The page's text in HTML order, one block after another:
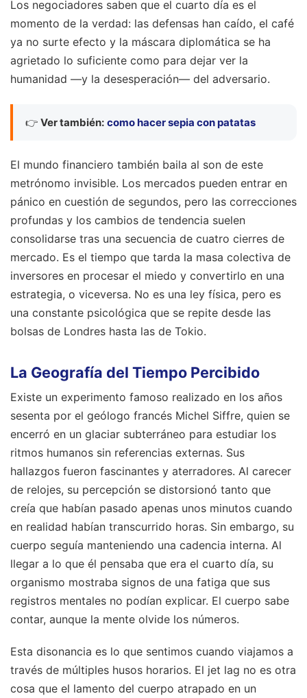
Los negociadores saben que el cuarto día es el
momento de la verdad: las defensas han caído, el café
ya no surte efecto y la máscara diplomática se ha
agrietado lo suficiente como para dejar ver la
humanidad —y la desesperación— del adversario.
👉 Ver también: como hacer sepia con patatas
El mundo financiero también baila al son de este
metrónomo invisible. Los mercados pueden entrar en
pánico en cuestión de segundos, pero las correcciones
profundas y los cambios de tendencia suelen
consolidarse tras una secuencia de cuatro cierres de
mercado. Es el tiempo que tarda la masa colectiva de
inversores en procesar el miedo y convertirlo en una
estrategia, o viceversa. No es una ley física, pero es
una constante psicológica que se repite desde las
bolsas de Londres hasta las de Tokio.
La Geografía del Tiempo Percibido
Existe un experimento famoso realizado en los años
sesenta por el geólogo francés Michel Siffre, quien se
encerró en un glaciar subterráneo para estudiar los
ritmos humanos sin referencias externas. Sus
hallazgos fueron fascinantes y aterradores. Al carecer
de relojes, su percepción se distorsionó tanto que
creía que habían pasado apenas unos minutos cuando
en realidad habían transcurrido horas. Sin embargo, su
cuerpo seguía manteniendo una cadencia interna. Al
llegar a lo que él pensaba que era el cuarto día, su
organismo mostraba signos de una fatiga que sus
registros mentales no podían explicar. El cuerpo sabe
contar, aunque la mente olvide los números.
Esta disonancia es lo que sentimos cuando viajamos a
través de múltiples husos horarios. El jet lag no es otra
cosa que el lamento del cuerpo atrapado en un